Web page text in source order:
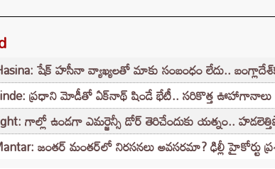
షేక్ హసీనా వ్యాఖ్యలతో మాకు సంబంధం లేదు..
ప్రధాని మోడీతో ఏక్‌నాథ్ షిండే భేటీ.. సరికొత్త ఊహాగానాలు
గాల్లో ఉండగా ఎమర్జెన్సీ డోర్ తెరిచేందుకు యత్నం..
జంతర్ మంతర్‌లో నిరసనలు అవసరమా? ఢిల్లీ హైకోర్టు